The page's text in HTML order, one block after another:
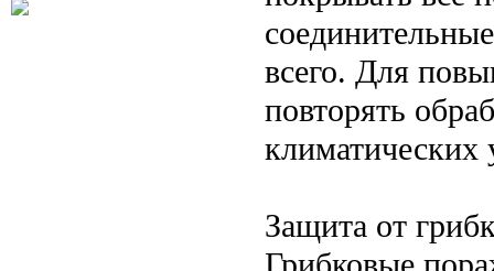
всего. Для
повторять
климатических
Защита от